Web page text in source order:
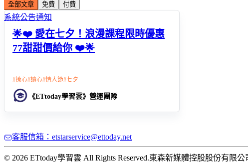
優惠活動
系統公告通知
全部文章
免費 付費
🌟❤️ 愛在七夕！浪漫課程限時優惠
77甜甜價給你 ❤️🌟
#撩心#讀心#情人節#七夕
《ETtoday學習雲》營運團隊
客服信箱：etstarservice@ettoday.net
© 2026 ETtoday學習雲 All Rights Reserved.東森新媒體控股股份有限公